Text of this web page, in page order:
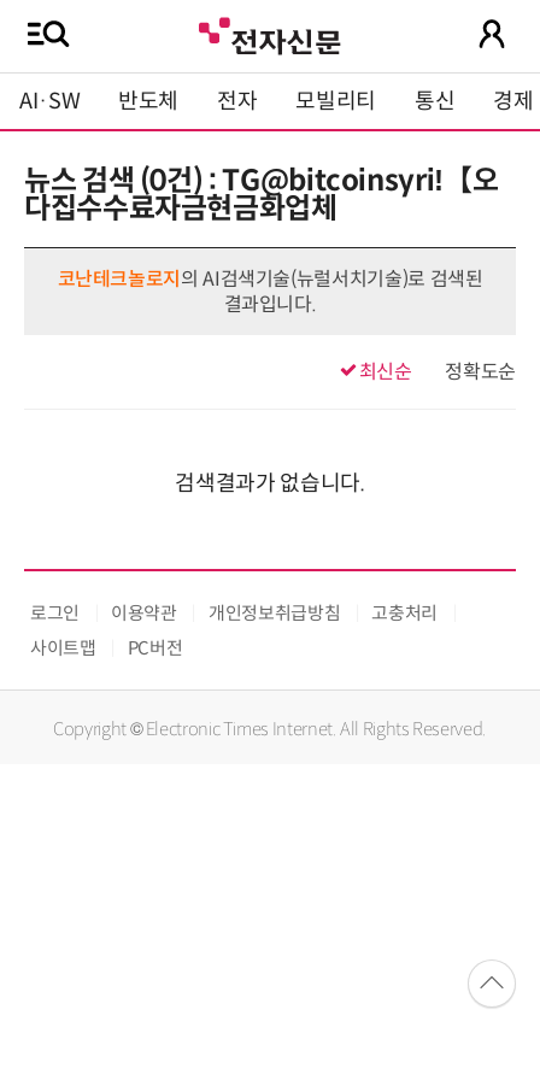
AI·SW 반도체 전자 모빌리티 통신 경제
뉴스 검색 (0건) : TG@bitcoinsyriǃ【오
다집수수료자금현금화업체
코난테크놀로지 의 AI검색기술(뉴럴서치기술)로 검색된
결과입니다.
최신순 정확도순
검색결과가 없습니다.
로그인 이용약관 개인정보취급방침
고충처리
사이트맵
PC버전
Copyright © Electronic Times Internet. All Rights Reserved.